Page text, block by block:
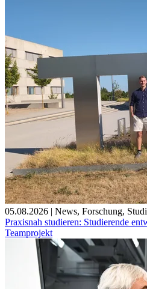
05.08.2026 | News, Forschung,
Praxisnah studieren: Studierende
Teamprojekt